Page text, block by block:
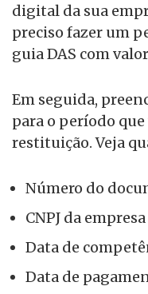
digital da sua
preciso fazer um
guia DAS com
Em seguida,
para o período
restituição. Veja
Número do
CNPJ da empresa
Data de
Data de